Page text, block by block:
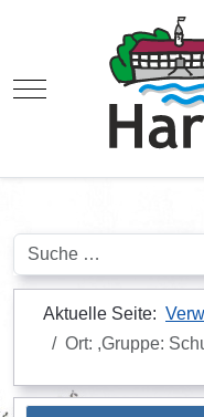
Mobile Menu Toggle
Suchen
Aktuelle Seite:
Ort: ,Gruppe: